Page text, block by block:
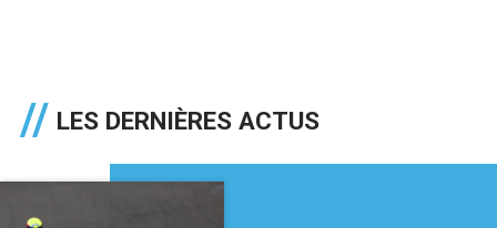
LES DERNIÈRES ACTUS